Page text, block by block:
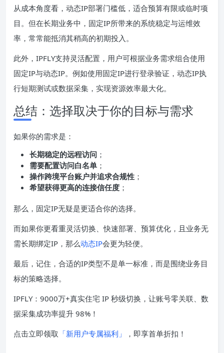
从成本角度看，动态IP部署门槛低，适合预算有限或临时项
目。但在长期业务中，固定IP所带来的系统稳定与运维效
率，常常能抵消其稍高的初期投入。
此外，IPFLY支持灵活配置，用户可根据业务需求组合使用
固定IP与动态IP。例如使用固定IP进行登录验证，动态IP执
行短期测试或数据采集，实现资源效率最大化。
总结：选择取决于你的目标与需求
如果你的需求是：
长期稳定的远程访问 ；
需要配置访问白名单 ；
操作跨境平台账户并追求合规性 ；
希望获得更高的连接信任度 ；
那么，固定IP无疑是更适合你的选择。
而如果你更看重灵活切换、快速部署、预算优化，且业务无
需长期绑定IP，那么动态IP会更为轻便。
最后，记住，合适的IP类型不是单一标准，而是围绕业务目
标的策略选择。
IPFLY：9000万+真实住宅 IP 秒级切换，让账号零关联、数
据采集成功率提升 98%！
点击立即领取 「新用户专属福利」 ，即享首单折扣！